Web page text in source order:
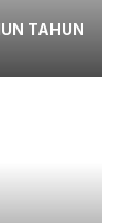
TAHUN